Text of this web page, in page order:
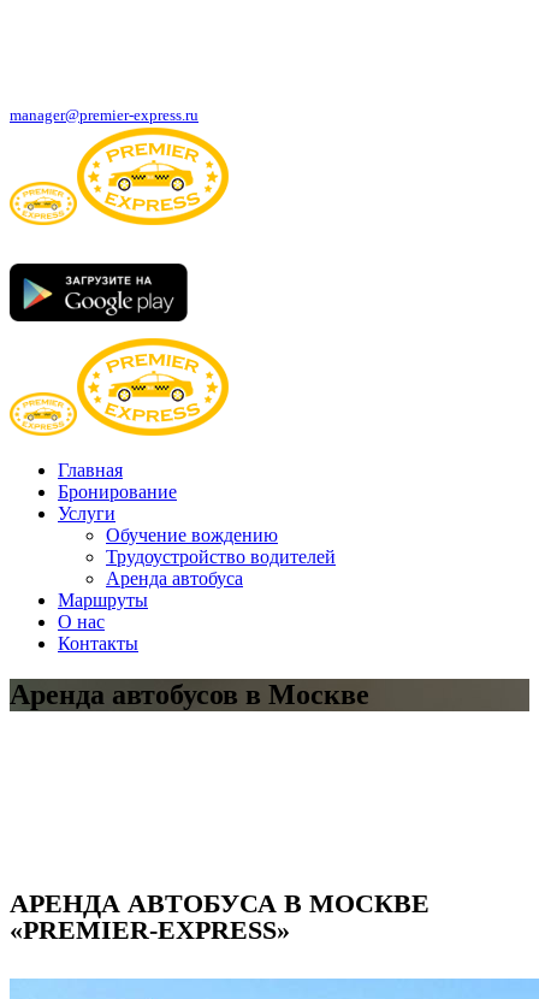
manager@premier-express.ru
Главная
Бронирование
Услуги
Обучение вождению
Трудоустройство водителей
Аренда автобуса
Маршруты
О нас
Контакты
Аренда автобусов в Москве
АРЕНДА АВТОБУСА В МОСКВЕ
«PREMIER-EXPRESS»